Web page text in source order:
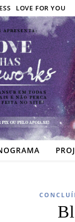
LOVE FOR YOU